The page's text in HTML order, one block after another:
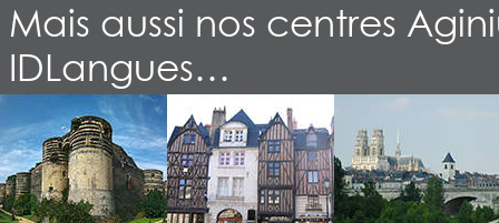
Mais aussi nos centres
IDLangues…